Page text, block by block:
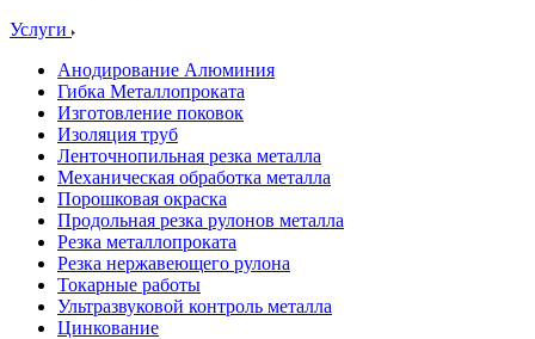
Услуги
Анодирование Алюминия
Гибка Металлопроката
Изготовление поковок
Изоляция труб
Ленточнопильная резка металла
Механическая обработка металла
Порошковая окраска
Продольная резка рулонов металла
Резка металлопроката
Резка нержавеющего рулона
Токарные работы
Ультразвуковой контроль металла
Цинкование